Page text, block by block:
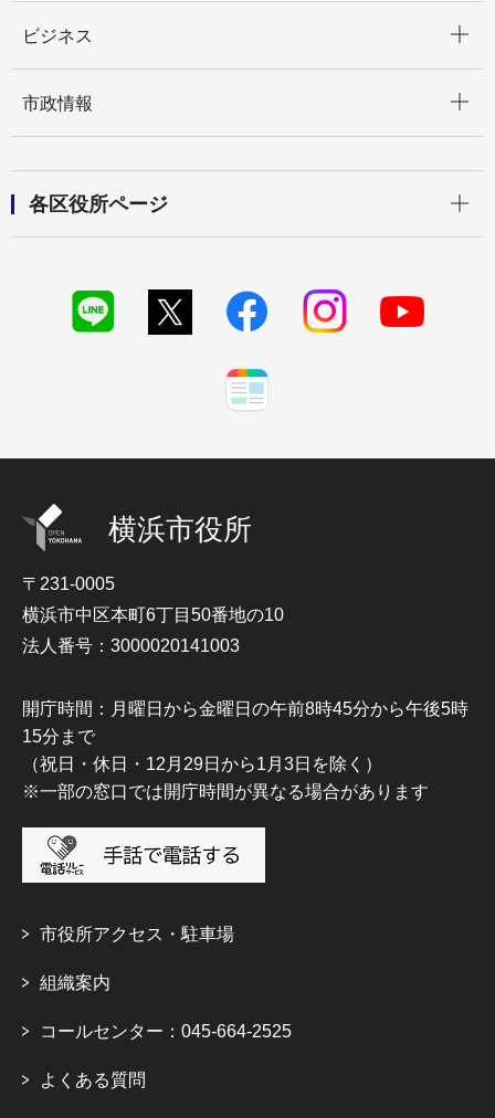
ビジネス
市政情報
各区役所ページ
横浜市役所
〒231-0005
横浜市中区本町6丁目50番地の10
法人番号：3000020141003
開庁時間：月曜日から金曜日の午前8時45分から午後5時
15分まで
（祝日・休日・12月29日から1月3日を除く）
※一部の窓口では開庁時間が異なる場合があります
市役所アクセス・駐車場
組織案内
コールセンター：045-664-2525
よくある質問